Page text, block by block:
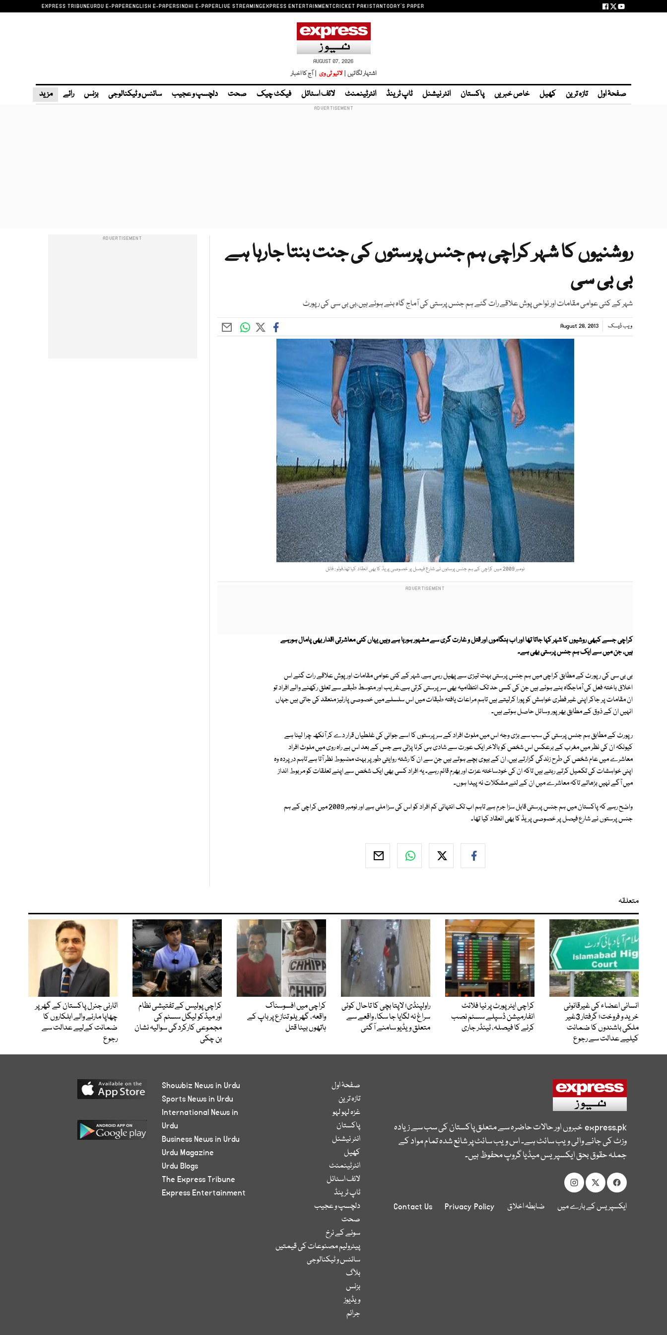
EXPRESS TRIBUNEURDU E-PAPERENGLISH E-PAPERSINDHI E-PAPERLIVE STREAMINGEXPRESS ENTERTAINMENTCRICKET PAKISTANTODAY'S PAPER
AUGUST 07, 2026
اشتہار لگائیں | لائیو ٹی وی | آج کا اخبار
صفحۂ اول تازہ ترین کھیل خاص خبریں پاکستان انٹر نیشنل ٹاپ ٹرینڈ انٹرٹینمنٹ لائف اسٹائل فیکٹ چیک صحت دلچسپ و عجیب سائنس و ٹیکنالوجی بزنس رائے مزید
روشنیوں کا شہر کراچی ہم جنس پرستوں کی جنت بنتا جارہا ہے
بی بی سی
شہر کے کئی عوامی مقامات اور نواحی پوش علاقے رات گئے ہم جنس پرستی کی آماج گاہ بنے ہوئے ہیں،بی بی سی کی رپورٹ
ویب ڈیسک August 28, 2013
نومبر 2009 میں کراچی کے ہم جنس پرستوں نے شارع فیصل پر خصوصی پریڈ کا بھی انعقاد کیا تھا۔فوٹو : فائل
کراچی جسے کبھی روشیوں کا شہر کہا جاتا تھا اور اب ہنگاموں اور قتل و غارت گری سے مشہور ہورہا ہے وہیں یہاں کئی معاشرتی اقدار بھی پامال ہورہے
ہیں، جن میں سے ایک ہم جنس پرستی بھی ہے۔
بی بی سی کی رپورٹ کے مطابق کراچی میں ہم جنس پرستی بہت تیزی سے پھیل رہی ہے، شہر کے کئی عوامی مقامات اور پوش علاقے رات گئے اس
اخلاق باختہ فعل کی آماجگاہ بنے ہوئے ہیں جن کی کسی حد تک انتظامیہ بھی سرپرستی کرتی ہے،غریب اور متوسط طبقے سے تعلق رکھنے والے افراد تو
ان مقامات پر جاکر اپنی غیر فطری خواہش کو پورا کرلیتے ہیں تاہم مراعات یافتہ طبقات میں اس سلسلے میں خصوصی پارٹیز منعقد کی جاتی ہیں جہاں
انہیں ان کے ذوق کے مطابق بھرپور وسائل حاصل ہوتے ہیں۔
رپورٹ کے مطابق ہم جنس پرستی کی سب سے بڑی وجہ اس میں ملوث افراد کے سرپرستوں کا اسے جوانی کی غلطیاں قرار دے کر آنکھ چرا لینا ہے
کیونکہ ان کی نظر میں مغرب کے برعکس اس شخص کو بالاخر ایک عورت سے شادی ہی کرنا پڑتی ہے جس کے بعد اس بے راہ روی میں ملوث افراد
معاشرے میں عام شخص کی طرح زندگی گزارتے ہیں، ان کے بیوی بچے ہوتے ہیں جن سے ان کا رشتہ روایتی طور پر بہت مضبوط نظر آتا ہے تاہم در پردہ وہ
اپنی خواہشات کی تکمیل کرتے رہتے ہیں تاکہ ان کی خودساختہ عزت اور بھرم قائم رہے۔ یہ افراد کسی بھی ایک شخص سے اپنے تعلقات کو مربوط انداز
میں آگے نہیں بڑھاتے تاکہ معاشرے میں ان کے لئے مشکلات نہ پیدا ہوں۔
واضح رہے کہ پاکستان میں ہم جنس پرستی قابل سزا جرم ہے تاہم اب تک انتہائی کم افراد کو اس کی سزا ملی ہے اور نومبر 2009 میں کراچی کے ہم
جنس پرستوں نے شارع فیصل پر خصوصی پریڈ کا بھی انعقاد کیا تھا۔
متعلقہ
انسانی اعضاء کی غیرقانونی
خرید و فروخت؛ گرفتار 3غیر
ملکی باشندوں کا ضمانت
کیلیے عدالت سے رجوع
کراچی ایئرپورٹ پر نیا فلائٹ
انفارمیشن ڈسپلے سسٹم نصب
کرنے کا فیصلہ، ٹینڈر جاری
راولپنڈی؛ لاپتا بچی کا تاحال کوئی
سراغ نہ لگایا جا سکا، واقعے سے
متعلق ویڈیو سامنے آگئی
کراچی میں افسوسناک
واقعہ، گھریلو تنازع پر باپ کے
ہاتھوں بیٹا قتل
کراچی پولیس کے تفتیشی نظام
اور میڈکو لیگل سسٹم کی
مجموعی کارکردگی سوالیہ نشان
بن چکی
اٹارنی جنرل پاکستان کے گھر پر
چھاپا مارنے والے اہلکاروں کا
ضمانت کےلیے عدالت سے
رجوع
express.pkخبروں اور حالات حاضرہ سے متعلق پاکستان کی سب سے زیادہ
وزٹ کی جانے والی ویب سائٹ ہے۔ اس ویب سائٹ پر شائع شدہ تمام مواد کے
جملہ حقوق بحق ایکسپریس میڈیا گروپ محفوظ ہیں۔
ایکسپریس کے بارے میں ضابطہ اخلاق Privacy Policy
Contact Us
صفحۂ اول
تازہ ترین
غزہ لہو لہو
پاکستان
انٹر نیشنل
کھیل
انٹرٹینمنٹ
لائف اسٹائل
ٹاپ ٹرینڈ
دلچسپ و عجیب
صحت
سونے کے نرخ
پیٹرولیم مصنوعات کی قیمتیں
سائنس و ٹیکنالوجی
بلاگ
بزنس
ویڈیوز
جرائم
Showbiz News in Urdu
Sports News in Urdu
International News in
Urdu
Business News in Urdu
Urdu Magazine
Urdu Blogs
The Express Tribune
Express Entertainment